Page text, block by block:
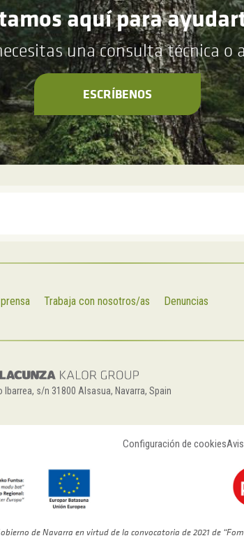
aquí para
una consulta técnica o
ESCRÍBENOS
Trabaja con nosotros/as Denuncias
Ibarrea, s/n 31800 Alsasua, Navarra, Spain
Configuración de cookies
de Navarra en virtud de la convocatoria de 2021 de